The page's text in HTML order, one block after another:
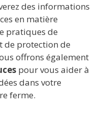
des informations
en matière
pratiques de
de protection de
offrons également
pour vous aider à
dans votre
ferme.